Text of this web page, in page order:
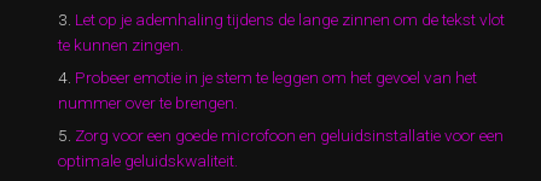
Let op je ademhaling tijdens de lange zinnen om de tekst vlot
te kunnen zingen.
Probeer emotie in je stem te leggen om het gevoel van het
nummer over te brengen.
Zorg voor een goede microfoon en geluidsinstallatie voor een
optimale geluidskwaliteit.